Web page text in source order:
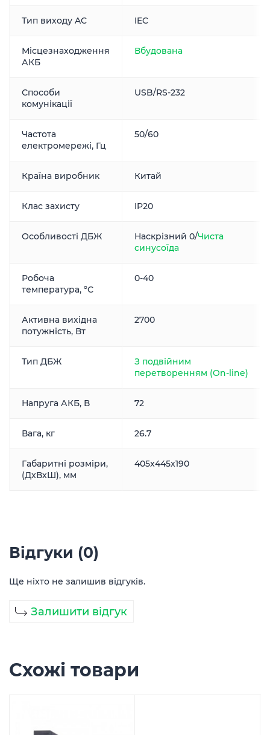
Тип виходу AC IEC
Місцезнаходження
АКБ
Вбудована
Способи
комунікації
USB/RS-232
Частота
електромережі, Гц
50/60
Країна виробник Китай
Клас захисту IP20
Особливості ДБЖ Наскрізний 0/Чиста
синусоїда
Робоча
температура, °С
0-40
Активна вихідна
потужність, Вт
2700
Тип ДБЖ
З подвійним
перетворенням (On-line)
Напруга АКБ, В 72
Вага, кг 26.7
Габаритні розміри,
(ДxВxШ), мм
405x445x190
Відгуки (0)
Ще ніхто не залишив відгуків.
Залишити відгук
Схожі товари